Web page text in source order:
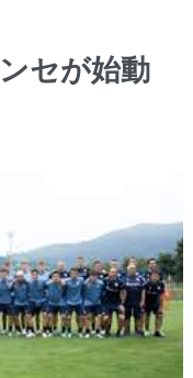
セが始動